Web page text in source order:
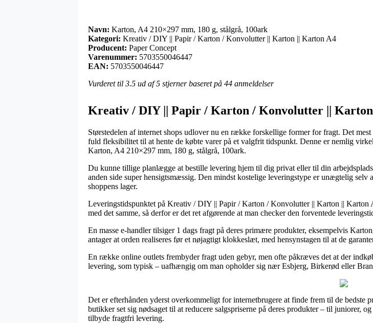
Navn: Karton, A4 210×297 mm, 180 g, stålgrå, 100ark
Kategori: Kreativ / DIY || Papir / Karton / Konvolutter || Karton || Karton A4
Producent: Paper Concept
Varenummer: 5703550046447
EAN: 5703550046447
Vurderet til 3.5 ud af 5 stjerner baseret på 44 anmeldelser
Kreativ / DIY || Papir / Karton / Konvolutter ||
Størstedelen af internet shops udlover nu en række forskellige former for fragt. Det
fuld fleksibilitet til at hente de købte varer på et valgfrit tidspunkt. Denne er nemlig
Karton, A4 210×297 mm, 180 g, stålgrå, 100ark.
Du kunne tillige planlægge at bestille levering hjem til dig privat eller til din
anden side super hensigtsmæssig. Den mindst kostelige leveringstype er unægtelig
shoppens lager.
Leveringstidspunktet på Kreativ / DIY || Papir / Karton / Konvolutter || Karton ||
med det samme, så derfor er det ret afgørende at man checker den forventede
En masse e-handler tilsiger 1 dags fragt på deres primære produkter, eksempelvis
antager at orden realiseres før et nøjagtigt klokkeslæt, med hensynstagen til at de
En række online outlets frembyder fragt uden gebyr, men ofte påkræves det at der
levering, som typisk – uafhængig om man opholder sig nær Esbjerg, Birkerød eller
Det er efterhånden yderst overkommeligt for internetbrugere at finde frem til de bedste
butikker set sig nødsaget til at reducere salgspriserne på deres produkter – til juniorer,
tilbyde fragtfri levering.